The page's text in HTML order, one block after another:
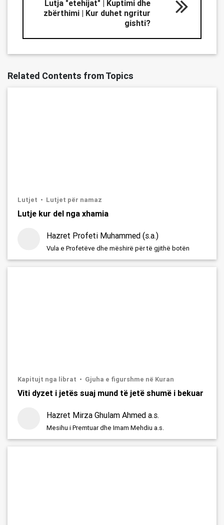
Lutja "etehijat" | Kuptimi dhe
zbërthimi | Kur duhet ngritur
gishti?
Related Contents from Topics
Lutjet Lutjet për namaz
Lutje kur del nga xhamia
Hazret Profeti Muhammed (s.a.)
Vula e Profetëve dhe mëshirë për të gjithë botën
Kapitujt nga librat Gjuha e figurshme në Kuran
Viti dyzet i jetës suaj mund të jetë shumë i bekuar
Hazret Mirza Ghulam Ahmed a.s.
Mesihu i Premtuar dhe Imam Mehdiu a.s.